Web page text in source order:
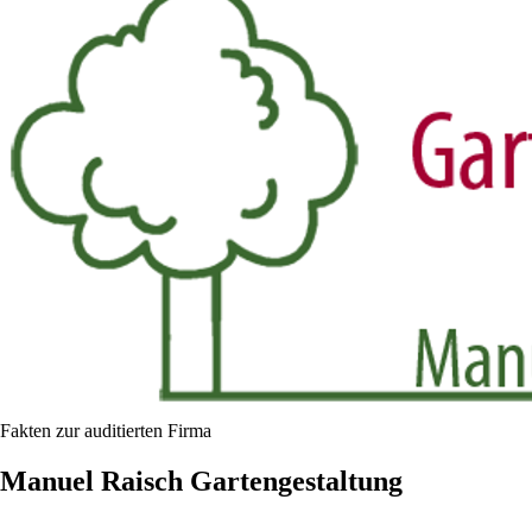
Fakten zur auditierten Firma
Manuel Raisch Gartengestaltung